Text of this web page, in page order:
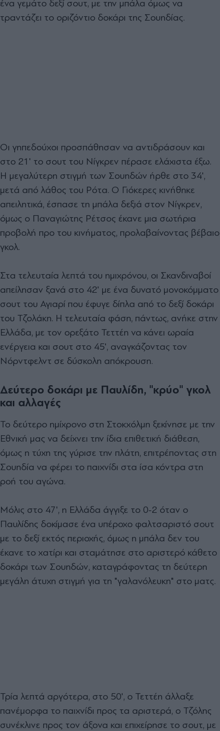
ένα γεμάτο δεξί σουτ, με την μπάλα όμως να
τραντάζει το οριζόντιο δοκάρι της Σουηδίας.
Οι γηπεδούχοι προσπάθησαν να αντιδράσουν και
στο 21' το σουτ του Νίγκρεν πέρασε ελάχιστα έξω.
Η μεγαλύτερη στιγμή των Σουηδών ήρθε στο 34',
μετά από λάθος του Ρότα. Ο Γιόκερες κινήθηκε
απειλητικά, έσπασε τη μπάλα δεξιά στον Νίγκρεν,
όμως ο Παναγιώτης Ρέτσος έκανε μια σωτήρια
προβολή προ του κινήματος, προλαβαίνοντας βέβαιο
γκολ.
Στα τελευταία λεπτά του ημιχρόνου, οι Σκανδιναβοί
απείλησαν ξανά στο 42' με ένα δυνατό μονοκόμματο
σουτ του Αγιαρί που έφυγε δίπλα από το δεξί δοκάρι
του Τζολάκη. Η τελευταία φάση, πάντως, ανήκε στην
Ελλάδα, με τον ορεξάτο Τεττέη να κάνει ωραία
ενέργεια και σουτ στο 45', αναγκάζοντας τον
Νόρντφελντ σε δύσκολη απόκρουση.
Δεύτερο δοκάρι με Παυλίδη, "κρύο" γκολ
και αλλαγές
Το δεύτερο ημίχρονο στη Στοκχόλμη ξεκίνησε με την
Εθνική μας να δείχνει την ίδια επιθετική διάθεση,
όμως η τύχη της γύρισε την πλάτη, επιτρέποντας στη
Σουηδία να φέρει το παιχνίδι στα ίσα κόντρα στη
ροή του αγώνα.
Μόλις στο 47', η Ελλάδα άγγιξε το 0-2 όταν ο
Παυλίδης δοκίμασε ένα υπέροχο φαλτσαριστό σουτ
με το δεξί εκτός περιοχής, όμως η μπάλα δεν του
έκανε το χατίρι και σταμάτησε στο αριστερό κάθετο
δοκάρι των Σουηδών, καταγράφοντας τη δεύτερη
μεγάλη άτυχη στιγμή για τη "γαλανόλευκη" στο ματς.
Τρία λεπτά αργότερα, στο 50', ο Τεττέη άλλαξε
πανέμορφα το παιχνίδι προς τα αριστερά, ο Τζόλης
συνέκλινε προς τον άξονα και επιχείρησε το σουτ, με